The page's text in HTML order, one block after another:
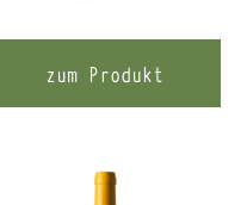
zum Produkt